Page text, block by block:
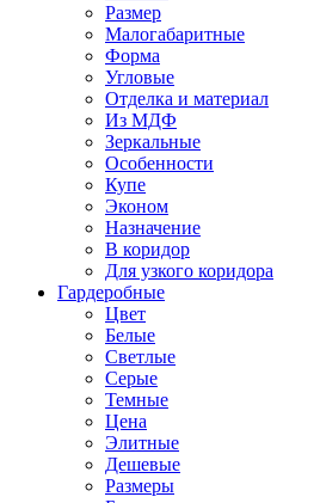
Размер
Малогабаритные
Форма
Угловые
Отделка и материал
Из МДФ
Зеркальные
Особенности
Купе
Эконом
Назначение
В коридор
Для узкого коридора
Гардеробные
Цвет
Белые
Светлые
Серые
Темные
Цена
Элитные
Дешевые
Размеры